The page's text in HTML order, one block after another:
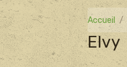
Accueil
Elvy